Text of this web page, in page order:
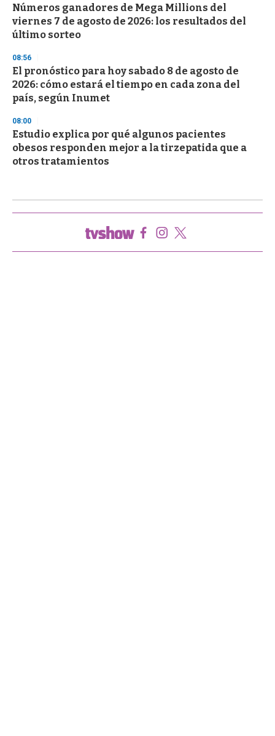
Números ganadores de Mega Millions del
viernes 7 de agosto de 2026: los resultados del
último sorteo
08:56
El pronóstico para hoy sabado 8 de agosto de
2026: cómo estará el tiempo en cada zona del
país, según Inumet
08:00
Estudio explica por qué algunos pacientes
obesos responden mejor a la tirzepatida que a
otros tratamientos